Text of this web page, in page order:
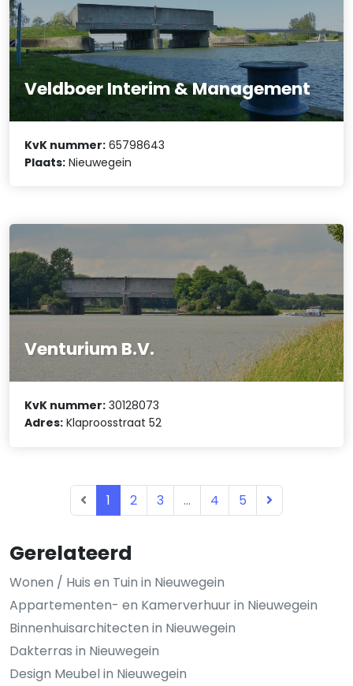
Gerelateerd
Wonen / Huis en Tuin in Nieuwegein
Appartementen- en Kamerverhuur in Nieuwegein
Binnenhuisarchitecten in Nieuwegein
Dakterras in Nieuwegein
Design Meubel in Nieuwegein
Veldboer Interim & Management
KvK nummer: 65798643
Plaats: Nieuwegein
Venturium B.V.
KvK nummer: 30128073
Adres: Klaproosstraat 52
1 2 3 ... 4 5